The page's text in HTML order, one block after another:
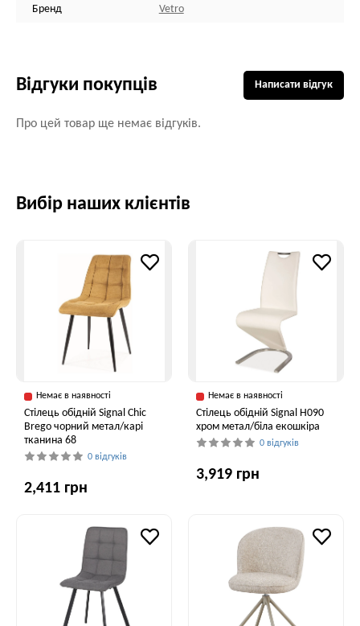
Бренд Vetro
Відгуки покупців
Про цей товар ще немає відгуків.
Написати відгук
Вибір наших клієнтів
Немає в наявності
Стілець обідній Signal Chic
Brego чорний метал/карі
тканина 68
0 відгуків
2,411 грн
Немає в наявності
Стілець обідній Signal H090
хром метал/біла екошкіра
0 відгуків
3,919 грн